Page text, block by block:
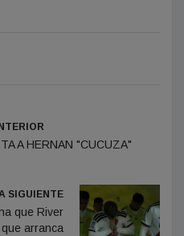
A HERNAN "CUCUZA"
SIGUIENTE
que River
arranca